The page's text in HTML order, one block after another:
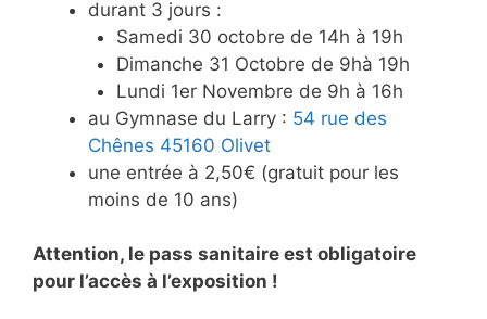
durant 3 jours :
Samedi 30 octobre de 14h à 19h
Dimanche 31 Octobre de 9hà 19h
Lundi 1er Novembre de 9h à 16h
au Gymnase du Larry : 54 rue des
Chênes 45160 Olivet
une entrée à 2,50€ (gratuit pour les
moins de 10 ans)
Attention, le pass sanitaire est obligatoire
pour l’accès à l’exposition !